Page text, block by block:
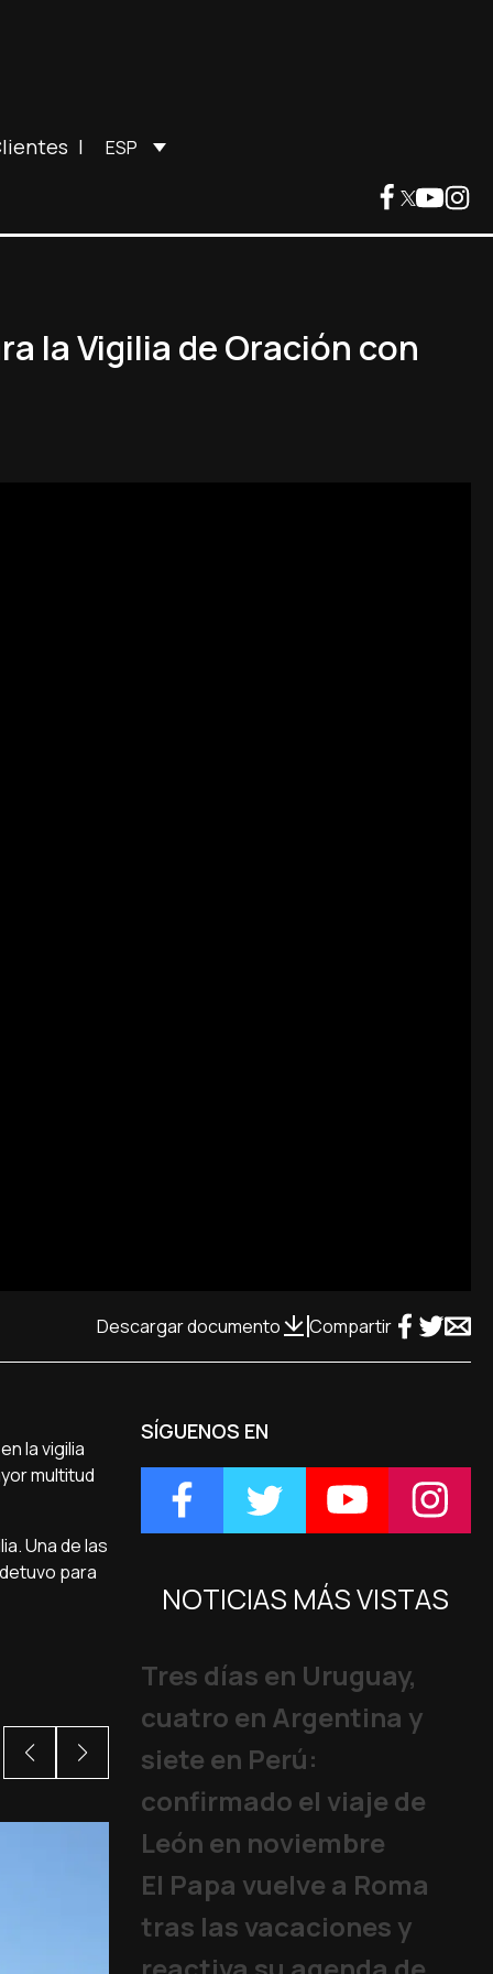
| ESP
la Vigilia de Oración con
Descargar documento Compartir
la vigilia
multitud
Una de las
para
SÍGUENOS EN
NOTICIAS MÁS VISTAS
Tres días en Uruguay,
cuatro en Argentina y
siete en Perú:
confirmado el viaje de
León en noviembre
El Papa vuelve a Roma
tras las vacaciones y